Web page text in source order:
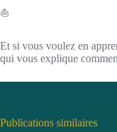
⛵
Et si vous voulez en
qui vous explique
Publications similaires